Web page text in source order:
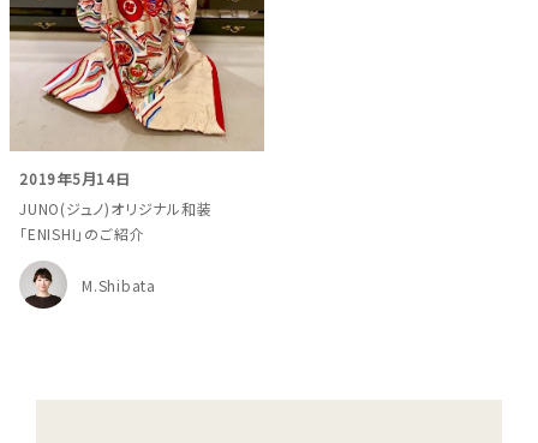
ウェディングマガジン
結婚式場を探す
ドレスブランド
2019年5月14日
JUNO(ジュノ)オリジナル和装
「ENISHI」のご紹介
M.Shibata